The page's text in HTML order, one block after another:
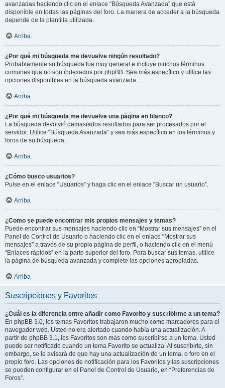
avanzadas haciendo clic en el enlace “Búsqueda Avanzada” que está
disponible en todas las páginas del foro. La manera de acceder a la búsqueda
depende de la plantilla utilizada.
Arriba
¿Por qué mi búsqueda me devuelve ningún resultado?
Probablemente su búsqueda fue muy general e incluye muchos términos
comunes que no son indexados por phpBB. Sea más específico y utilice las
opciones disponibles en la búsqueda avanzada.
Arriba
¿Por qué mi búsqueda me devuelve una página en blanco?
La búsqueda devolvió demasiados resultados para ser procesados por el
servidor. Utilice “Búsqueda Avanzada” y sea más específico en los términos y
foros de su búsqueda.
Arriba
¿Cómo busco usuarios?
Pulse en el enlace “Usuarios” y haga clic en el enlace “Buscar un usuario”.
Arriba
¿Como se puede encontrar mis propios mensajes y temas?
Puede encontrar sus mensajes haciendo clic en “Mostrar sus mensajes” en el
Panel de Control de Usuario o haciendo clic en el enlace “Mostrar sus
mensajes” a través de su propio página de perfil, o haciendo clic en el menú
“Enlaces rápidos” en la parte superior del foro. Para buscar sus temas, utilice
la página de búsqueda avanzada y complete las opciones apropiadas.
Arriba
Suscripciones y Favoritos
¿Cuál es la diferencia entre añadir como Favorito y suscribirme a un tema?
En phpBB 3.0, los temas Favoritos trabajaron mucho como marcadores para el
navegador web. Usted no era alertado cuando había una actualización. A
partir de phpBB 3.1, los Favoritos son más como suscribirse a un tema. Usted
puede ser notificado cuando un tema Favorito se actualiza. Al suscribirte, sin
embargo, se le avisará de que hay una actualización de un tema, o foro en el
propio foro. Las opciones de notificación para los Favoritos y las suscripciones
se pueden configurar en el Panel de Control de Usuario, en “Preferencias de
Foros”.